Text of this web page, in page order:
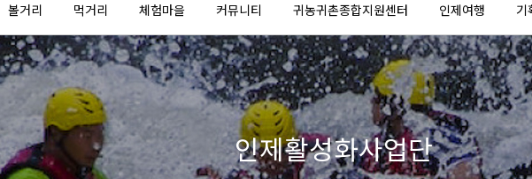
볼거리 먹거리 체험마을 커뮤니티 귀농귀촌종합지원센터 인제여행 기
인제활성화사업단